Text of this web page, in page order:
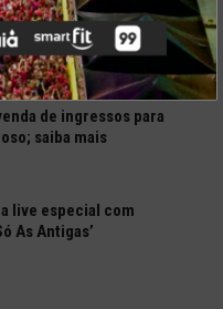
temáticos em Fortaleza
de ingressos para
saiba mais
live especial com
As Antigas’